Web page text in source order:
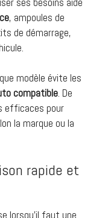
, ampoules de
de démarrage,
modèle évite les
compatible. De
efficaces pour
la marque ou la
rapide et
lorsqu’il faut une